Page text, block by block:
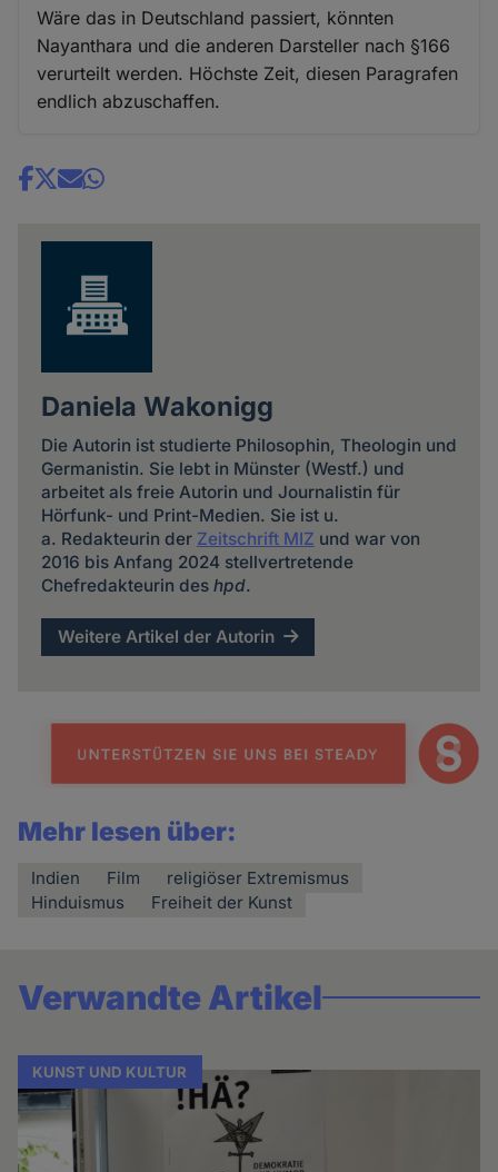
Wäre das in Deutschland passiert, könnten
Nayanthara und die anderen Darsteller nach §166
verurteilt werden. Höchste Zeit, diesen Paragrafen
endlich abzuschaffen.
Share
Daniela Wakonigg
Die Autorin ist studierte Philosophin, Theologin und
Germanistin. Sie lebt in Münster (Westf.) und
arbeitet als freie Autorin und Journalistin für
Hörfunk- und Print-Medien. Sie ist u.
a. Redakteurin der Zeitschrift MIZ und war von
2016 bis Anfang 2024 stellvertretende
Chefredakteurin des hpd.
Weitere Artikel der Autorin
Mehr lesen über:
Indien Film
religiöser Extremismus
Hinduismus
Freiheit der Kunst
Verwandte Artikel
KUNST UND KULTUR